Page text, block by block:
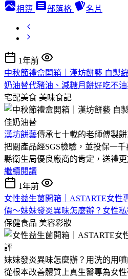
相簿 部落格 名片
1年前
中秋節禮盒開箱｜漢坊餅藝 自製
奶油替代豬油、減糖月餅好吃不
宅配美食 美味食記
漢坊餅藝傳承七十載的老師傅製
把關產品經SGS檢驗，並投保一
縣衛生局優良廠商的肯定，送禮
繼續閱讀
1年前
女性益生菌開箱｜ASTARTE女性
價～妹妹發炎異味怎麼辦？女性私
保健食品 美容彩妝
妹妹發炎異味怎麼辦？用洗的用
從根本改善體質上真生醫專為女